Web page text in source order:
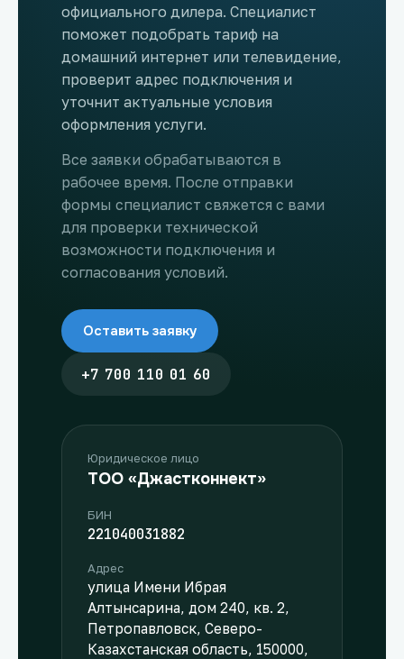
официального дилера. Специалист
поможет подобрать тариф на
домашний интернет или телевидение,
проверит адрес подключения и
уточнит актуальные условия
оформления услуги.
Все заявки обрабатываются в
рабочее время. После отправки
формы специалист свяжется с вами
для проверки технической
возможности подключения и
согласования условий.
Оставить заявку
+7 700 110 01 60
Юридическое лицо
ТОО «Джастконнект»
БИН
221040031882
Адрес
улица Имени Ибрая
Алтынсарина, дом 240, кв. 2,
Петропавловск, Северо-
Казахстанская область, 150000,